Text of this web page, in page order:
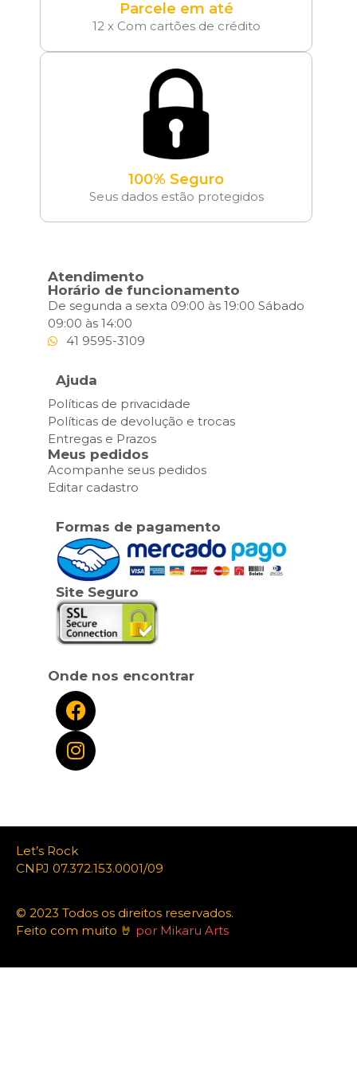
Parcele em até
12 x Com cartões de crédito
100% Seguro
Seus dados estão protegidos
Atendimento
Horário de funcionamento
De segunda a sexta 09:00 às 19:00 Sábado
09:00 às 14:00
41 9595-3109
Ajuda
Políticas de privacidade
Políticas de devolução e trocas
Entregas e Prazos
Meus pedidos
Acompanhe seus pedidos
Editar cadastro
Formas de pagamento
Site Seguro
Onde nos encontrar
Let’s Rock
CNPJ 07.372.153.0001/09
© 2023 Todos os direitos reservados.
Feito com muito 🤘 por Mikaru Arts